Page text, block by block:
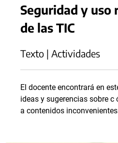
Seguridad y uso
de las TIC
Texto | Actividades
El docente encontrará en
ideas y sugerencias sobre c
a contenidos